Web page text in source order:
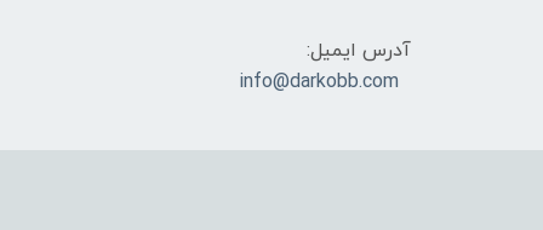
آدرس ایمیل:
info@darkobb.com